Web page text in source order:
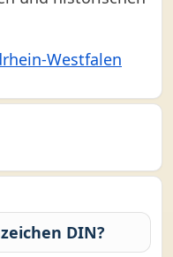
Westfalen
DIN?